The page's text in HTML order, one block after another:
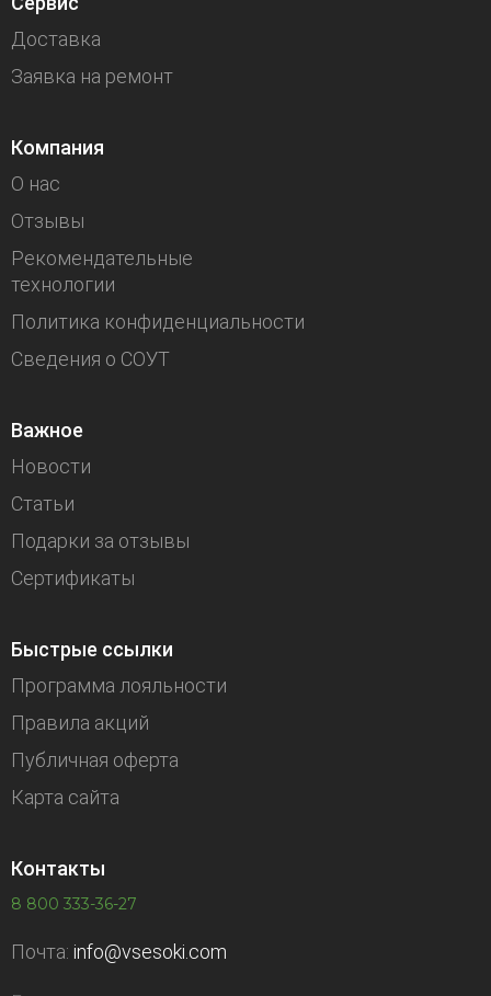
Доставка
Заявка на ремонт
Компания
О нас
Отзывы
Рекомендательные
технологии
Политика конфиденциальности
Сведения о СОУТ
Важное
Новости
Статьи
Подарки за отзывы
Сертификаты
Быстрые ссылки
Программа лояльности
Правила акций
Публичная оферта
Карта сайта
Контакты
8 800 333-36-27
Почта: info@vsesoki.com